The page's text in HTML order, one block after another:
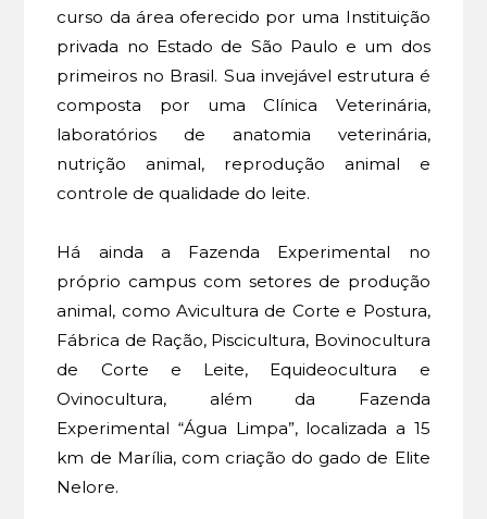
curso da área oferecido por uma Instituição
privada no Estado de São Paulo e um dos
primeiros no Brasil. Sua invejável estrutura é
composta por uma Clínica Veterinária,
laboratórios de anatomia veterinária,
nutrição animal, reprodução animal e
controle de qualidade do leite.
Há ainda a Fazenda Experimental no
próprio campus com setores de produção
animal, como Avicultura de Corte e Postura,
Fábrica de Ração, Piscicultura, Bovinocultura
de Corte e Leite, Equideocultura e
Ovinocultura, além da Fazenda
Experimental “Água Limpa”, localizada a 15
km de Marília, com criação do gado de Elite
Nelore.